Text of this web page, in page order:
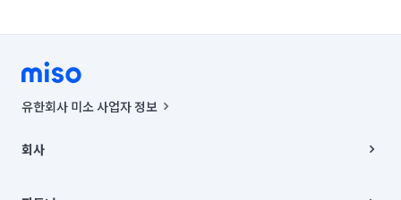
유한회사 미소 사업자 정보
00019 |
회사